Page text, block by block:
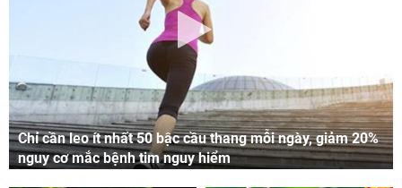
Chỉ cần leo ít nhất 50 bậc cầu thang mỗi ngày, giảm 20%
nguy cơ mắc bệnh tim nguy hiểm